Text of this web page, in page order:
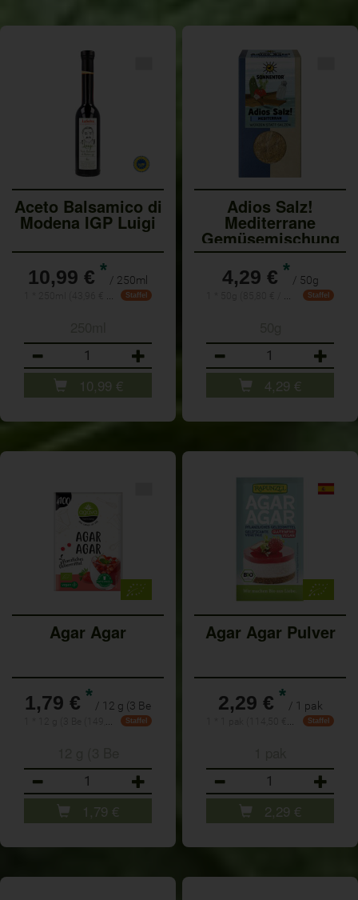
Aceto Balsamico di
Modena IGP Luigi
10,99 € * / 250ml
Staffel
10,99 €
Adios Salz!
Mediterrane
Gemüsemischung
4,29 € * / 50g
Staffel
4,29 €
Agar Agar
1,79 € * / 12 g (3 Be
Staffel
1,79 €
Agar Agar Pulver
2,29 € * / 1 pak
Staffel
2,29 €